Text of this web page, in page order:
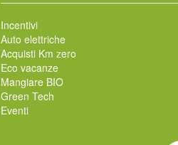
Incentivi
Auto elettriche
Acquisti Km zero
Eco vacanze
Mangiare BIO
Green Tech
Eventi